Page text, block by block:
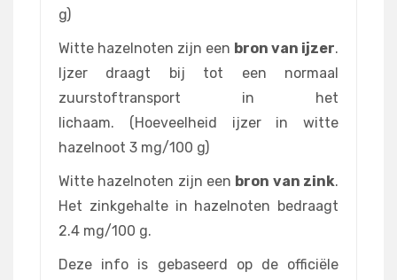
g)
Witte hazelnoten zijn een bron van ijzer.
Ijzer draagt bij tot een normaal
zuurstoftransport in het
lichaam. (Hoeveelheid ijzer in witte
hazelnoot 3 mg/100 g)
Witte hazelnoten zijn een bron van zink.
Het zinkgehalte in hazelnoten bedraagt
2.4 mg/100 g.
Deze info is gebaseerd op de officiële